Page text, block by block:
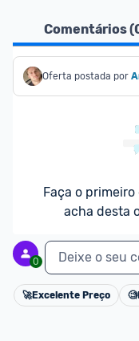
Comentários (
Oferta postada por
Faça o
acha desta
0 Deixe o seu
🚀Excelente Preço 🧐